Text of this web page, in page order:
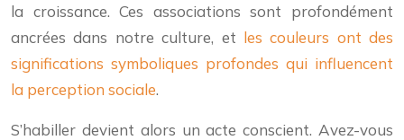
la croissance. Ces associations sont profondément
ancrées dans notre culture, et les couleurs ont des
significations symboliques profondes qui influencent
la perception sociale.
S’habiller devient alors un acte conscient. Avez-vous